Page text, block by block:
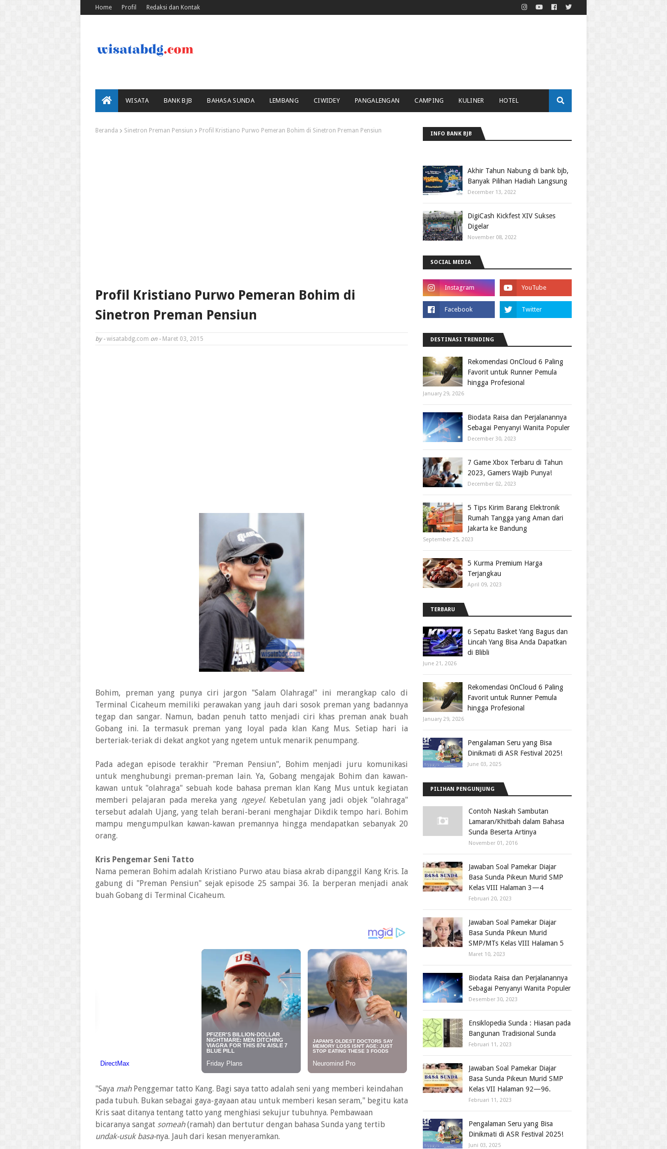
Home Profil Redaksi dan Kontak
WISATA BANK BJB BAHASA SUNDA LEMBANG CIWIDEY PANGALENGAN CAMPING KULINER HOTEL
Beranda Sinetron Preman Pensiun Profil Kristiano Purwo Pemeran Bohim di Sinetron Preman Pensiun
Profil Kristiano Purwo Pemeran Bohim di
Sinetron Preman Pensiun
by - wisatabdg.com on - Maret 03, 2015
Bohim, preman yang punya ciri jargon "Salam Olahraga!" ini merangkap calo di
Terminal Cicaheum memiliki perawakan yang jauh dari sosok preman yang badannya
tegap dan sangar. Namun, badan penuh tatto menjadi ciri khas preman anak buah
Gobang ini. Ia termasuk preman yang loyal pada klan Kang Mus. Setiap hari ia
berteriak-teriak di dekat angkot yang ngetem untuk menarik penumpang.
Pada adegan episode terakhir "Preman Pensiun", Bohim menjadi juru komunikasi
untuk menghubungi preman-preman lain. Ya, Gobang mengajak Bohim dan kawan-
kawan untuk "olahraga" sebuah kode bahasa preman klan Kang Mus untuk kegiatan
memberi pelajaran pada mereka yang ngeyel. Kebetulan yang jadi objek "olahraga"
tersebut adalah Ujang, yang telah berani-berani menghajar Dikdik tempo hari. Bohim
mampu mengumpulkan kawan-kawan premannya hingga mendapatkan sebanyak 20
orang.
Kris Pengemar Seni Tatto
Nama pemeran Bohim adalah Kristiano Purwo atau biasa akrab dipanggil Kang Kris. Ia
gabung di "Preman Pensiun" sejak episode 25 sampai 36. Ia berperan menjadi anak
buah Gobang di Terminal Cicaheum.
"Saya mahPenggemar tatto Kang. Bagi saya tatto adalah seni yang memberi keindahan
pada tubuh. Bukan sebagai gaya-gayaan atau untuk memberi kesan seram," begitu kata
Kris saat ditanya tentang tatto yang menghiasi sekujur tubuhnya. Pembawaan
bicaranya sangat someah(ramah) dan bertutur dengan bahasa Sunda yang tertib
undak-usuk basa-nya. Jauh dari kesan menyeramkan.
INFO BANK BJB
Akhir Tahun Nabung di bank bjb,
Banyak Pilihan Hadiah Langsung
December 13, 2022
DigiCash Kickfest XIV Sukses
Digelar
November 08, 2022
SOCIAL MEDIA
DESTINASI TRENDING
Rekomendasi OnCloud 6 Paling
Favorit untuk Runner Pemula
hingga Profesional
January 29, 2026
Biodata Raisa dan Perjalanannya
Sebagai Penyanyi Wanita Populer
December 30, 2023
7 Game Xbox Terbaru di Tahun
2023, Gamers Wajib Punya!
December 02, 2023
5 Tips Kirim Barang Elektronik
Rumah Tangga yang Aman dari
Jakarta ke Bandung
September 25, 2023
5 Kurma Premium Harga
Terjangkau
April 09, 2023
TERBARU
6 Sepatu Basket Yang Bagus dan
Lincah Yang Bisa Anda Dapatkan
di Blibli
June 21, 2026
Rekomendasi OnCloud 6 Paling
Favorit untuk Runner Pemula
hingga Profesional
January 29, 2026
Pengalaman Seru yang Bisa
Dinikmati di ASR Festival 2025!
June 03, 2025
PILIHAN PENGUNJUNG
Contoh Naskah Sambutan
Lamaran/Khitbah dalam Bahasa
Sunda Beserta Artinya
November 01, 2016
Jawaban Soal Pamekar Diajar
Basa Sunda Pikeun Murid SMP
Kelas VIII Halaman 3—4
Februari 20, 2023
Jawaban Soal Pamekar Diajar
Basa Sunda Pikeun Murid
SMP/MTs Kelas VIII Halaman 5
Maret 10, 2023
Biodata Raisa dan Perjalanannya
Sebagai Penyanyi Wanita Populer
Desember 30, 2023
Ensiklopedia Sunda : Hiasan pada
Bangunan Tradisional Sunda
Februari 11, 2023
Jawaban Soal Pamekar Diajar
Basa Sunda Pikeun Murid SMP
Kelas VII Halaman 92—96.
Februari 11, 2023
Pengalaman Seru yang Bisa
Dinikmati di ASR Festival 2025!
Juni 03, 2025